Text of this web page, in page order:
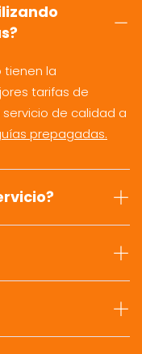
tienen la
tarifas de
de calidad a
prepagadas.